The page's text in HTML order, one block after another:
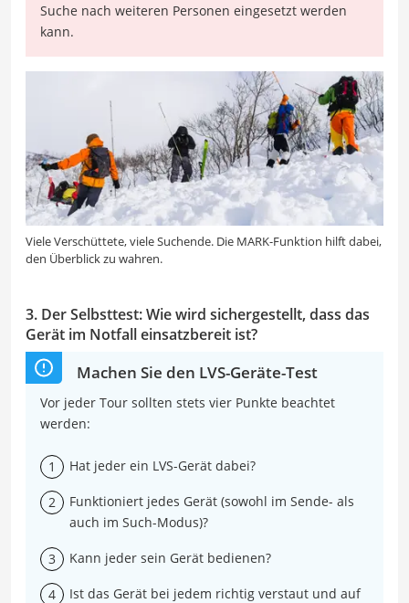
Suche nach weiteren Personen eingesetzt werden
kann.
Viele Verschüttete, viele Suchende. Die MARK-Funktion hilft dabei,
den Überblick zu wahren.
3. Der Selbsttest: Wie wird sichergestellt, dass das
Gerät im Notfall einsatzbereit ist?
Machen Sie den LVS-Geräte-Test
Vor jeder Tour sollten stets vier Punkte beachtet
werden:
Hat jeder ein LVS-Gerät dabei?
Funktioniert jedes Gerät (sowohl im Sende- als
auch im Such-Modus)?
Kann jeder sein Gerät bedienen?
Ist das Gerät bei jedem richtig verstaut und auf